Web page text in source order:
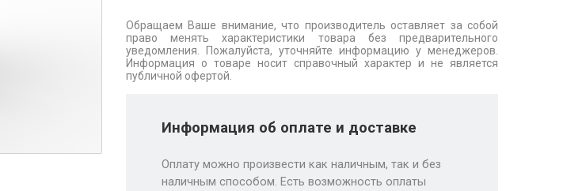
Обращаем Ваше внимание, что производитель оставляет за собой
право менять характеристики товара без предварительного
уведомления. Пожалуйста, уточняйте информацию у менеджеров.
Информация о товаре носит справочный характер и не является
публичной офертой.
Информация об оплате и доставке
Оплату можно произвести как наличным, так и без
наличным способом. Есть возможность оплаты